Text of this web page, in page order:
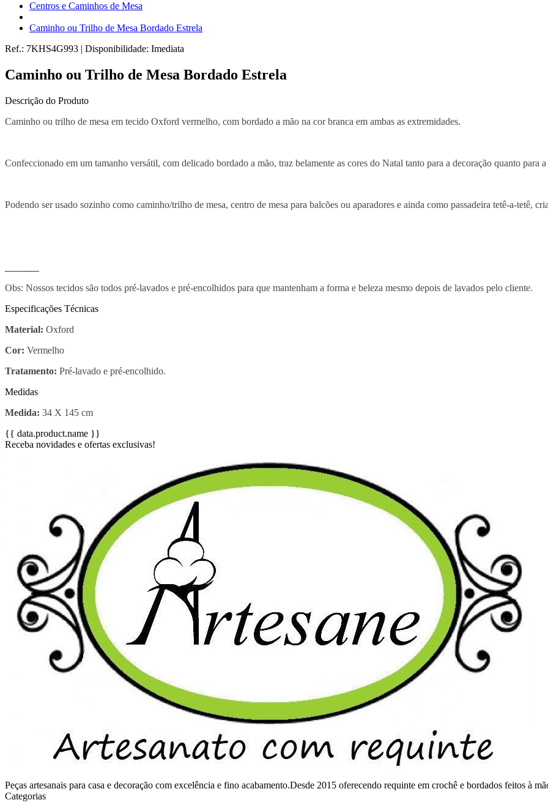
Centros e Caminhos de Mesa
Caminho ou Trilho de Mesa Bordado Estrela
Ref.: 7KHS4G993 | Disponibilidade: Imediata
Caminho ou Trilho de Mesa Bordado Estrela
Descrição do Produto
Caminho ou trilho de mesa em tecido Oxford vermelho, com bordado a mão na cor branca em ambas as extremidades.
Confeccionado em um tamanho versátil, com delicado bordado a mão, traz belamente as cores do Natal tanto para a decoração quanto para a
Podendo ser usado sozinho como caminho/trilho de mesa, centro de mesa para balcões ou aparadores e ainda como passadeira tetê-a-tetê,
Obs: Nossos tecidos são todos pré-lavados e pré-encolhidos para que mantenham a forma e beleza mesmo depois de lavados pelo cliente.
Especificações Técnicas
Material: Oxford
Cor: Vermelho
Tratamento: Pré-lavado e pré-encolhido.
Medidas
Medida: 34 X 145 cm
{{ data.product.name }}
Receba novidades e ofertas exclusivas!
Peças artesanais para casa e decoração com excelência e fino acabamento.Desde 2015 oferecendo requinte em crochê e bordados feitos à
Categorias